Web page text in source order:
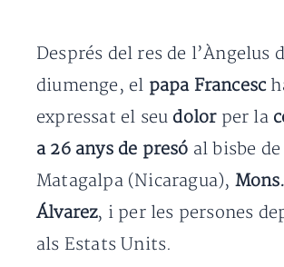
Després del res de l’Àngelus
diumenge, el papa Francesc
expressat el seu dolor per la
a 26 anys de presó al bisbe de
Matagalpa (Nicaragua),
Álvarez, i per les persones
als Estats Units.